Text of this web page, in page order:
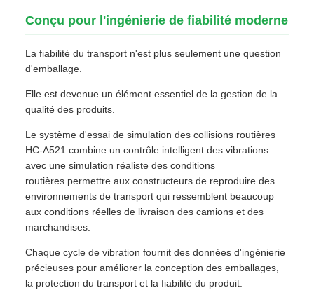
Conçu pour l'ingénierie de fiabilité moderne
La fiabilité du transport n'est plus seulement une question
d'emballage.
Elle est devenue un élément essentiel de la gestion de la
qualité des produits.
Le système d'essai de simulation des collisions routières
HC-A521 combine un contrôle intelligent des vibrations
avec une simulation réaliste des conditions
routières.permettre aux constructeurs de reproduire des
environnements de transport qui ressemblent beaucoup
aux conditions réelles de livraison des camions et des
marchandises.
Chaque cycle de vibration fournit des données d'ingénierie
précieuses pour améliorer la conception des emballages,
la protection du transport et la fiabilité du produit.